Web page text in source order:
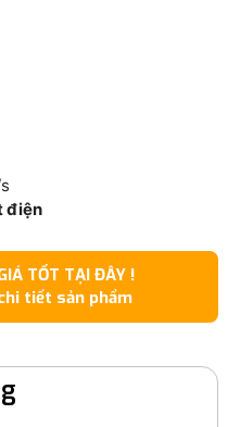
điện
TỐT TẠI ĐÂY !
tiết sản phẩm